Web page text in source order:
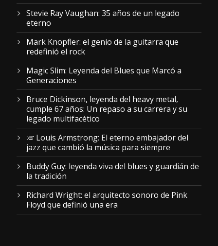
Stevie Ray Vaughan: 35 años de un legado
eterno
Mark Knopfler: el genio de la guitarra que
redefinió el rock
Magic Slim: Leyenda del Blues que Marcó a
Generaciones
Bruce Dickinson, leyenda del heavy metal,
cumple 67 años: Un repaso a su carrera y su
legado multifacético
🎺 Louis Armstrong: El eterno embajador del
jazz que cambió la música para siempre
Buddy Guy: leyenda viva del blues y guardián de
la tradición
Richard Wright: el arquitecto sonoro de Pink
Floyd que definió una era